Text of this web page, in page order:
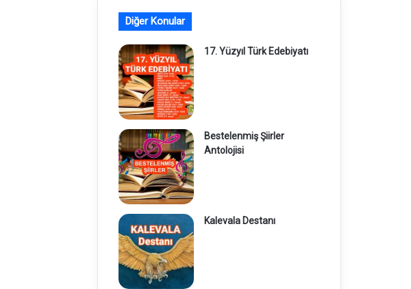
Diğer Konular
17. Yüzyıl Türk Edebiyatı
Bestelenmiş Şiirler
Antolojisi
Kalevala Destanı